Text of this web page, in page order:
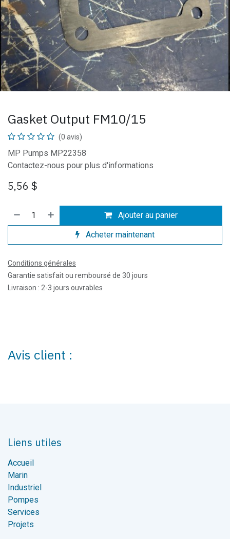
Gasket Output FM10/15
(0 avis)
MP Pumps MP22358
Contactez-nous pour plus d'informations
5,56 $
Ajouter au panier
Acheter maintenant
Conditions générales
Garantie satisfait ou remboursé de 30 jours
Livraison : 2-3 jours ouvrables
Avis client :
Liens utiles
Accueil
Marin
Industriel
Pompes
Services
Projets